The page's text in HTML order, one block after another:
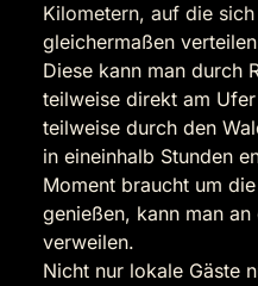
Kilometern, auf die
gleichermaßen
Diese kann man durch
teilweise direkt am
teilweise durch den
in eineinhalb Stunden
Moment braucht um
genießen, kann man
verweilen.
Nicht nur lokale Gäste